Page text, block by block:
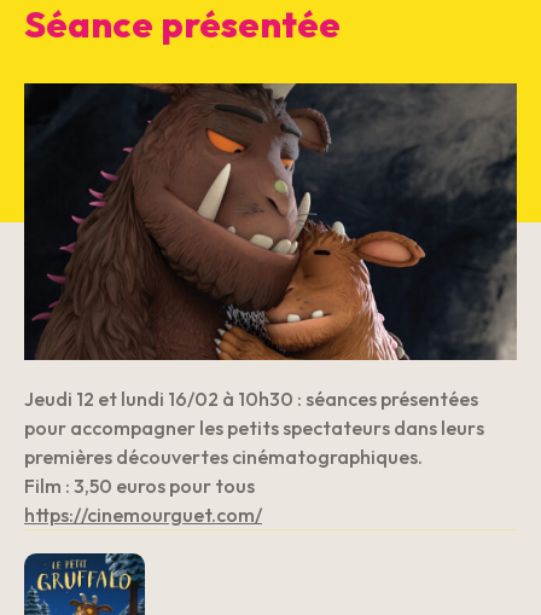
Séance présentée
Jeudi 12 et lundi 16/02 à 10h30 : séances présentées
pour accompagner les petits spectateurs dans leurs
premières découvertes cinématographiques.
Film : 3,50 euros pour tous
https://cinemourguet.com/